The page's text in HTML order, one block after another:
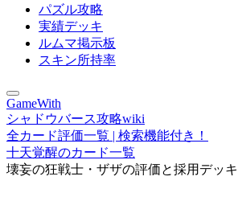
パズル攻略
実績デッキ
ルムマ掲示板
スキン所持率
GameWith
シャドウバース攻略wiki
全カード評価一覧 | 検索機能付き！
十天覚醒のカード一覧
壊妄の狂戦士・ザザの評価と採用デッキ